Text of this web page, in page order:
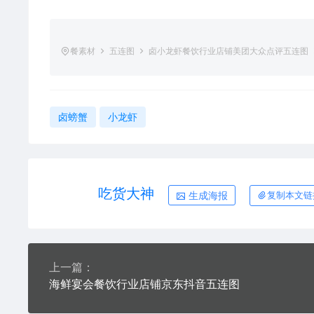
餐素材 五连图 卤小龙虾餐饮行业店铺美团大众点评五连图
卤螃蟹 小龙虾
吃货大神 生成海报 复制本文
上一篇：
海鲜宴会餐饮行业店铺京东抖音五连图